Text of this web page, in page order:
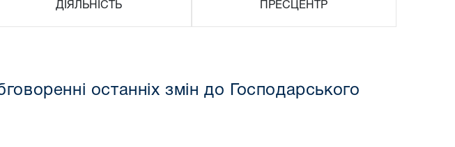
ДІЯЛЬНІСТЬ ПРЕСЦЕНТР
останніх змін до Господарського